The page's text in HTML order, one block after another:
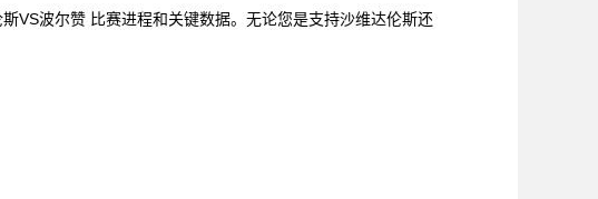
VS波尔赞 比赛进程和关键数据。无论您是支持沙维达伦斯还